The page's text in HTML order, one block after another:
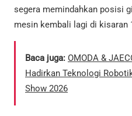
segera memindahkan posisi
mesin kembali lagi di kisaran
Baca juga: OMODA &
Hadirkan Teknologi
Show 2026